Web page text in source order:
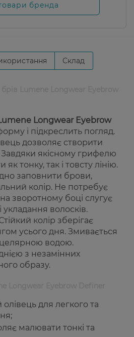
бренда
Склад
Longwear Eyebrow
і підкреслить погляд.
дозволяє створити
Завдяки якісному грифелю
тонку, так і товсту лінію.
заповнити брови,
колір. Не потребує
зворотному боці слугує
укладання волосків.
колір зберігає
усього дня. Змивається
водою.
з незамінних
образу.
для легкого та
малювати тонкі та